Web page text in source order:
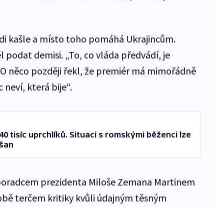
kašle a místo toho pomáhá Ukrajincům.
podat demisi. „To, co vláda předvádí, je
něco později řekl, že premiér má mimořádně
neví, která bije“.
tisíc uprchlíků. Situaci s romskými běženci lze
prezidenta Miloše Zemana Martinem
terčem kritiky kvůli údajným těsným